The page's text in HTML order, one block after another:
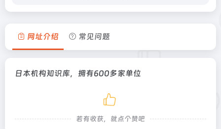
网址介绍 常见问题
日本机构知识库，拥有600多家单位
若有收获，就点个赞吧